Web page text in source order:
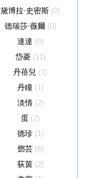
黛博拉·史密斯 (0)
德瑞莎·薇爾 (0)
達達 (0)
岱菱 (11)
丹蓓兒 (1)
丹瞳 (1)
淡情 (2)
蛋 (2)
德珍 (1)
鄧芸 (6)
荻茵 (2)